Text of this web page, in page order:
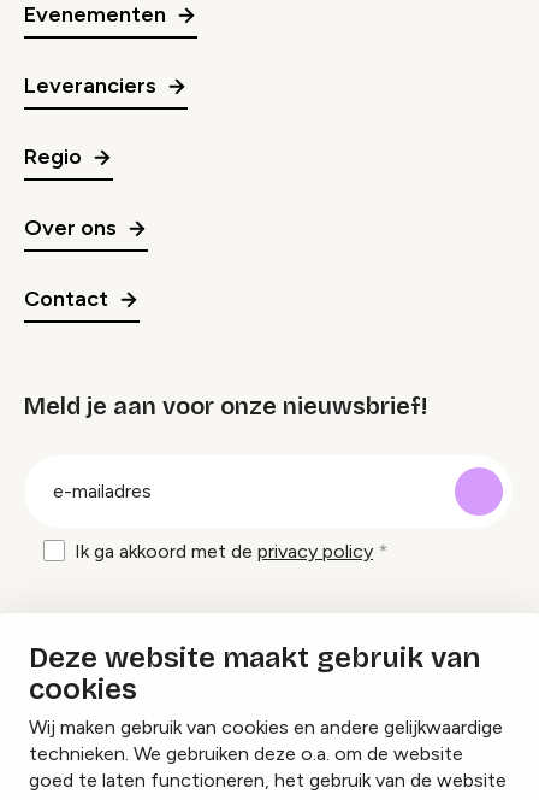
Deze website maakt gebruik van
cookies
Wij maken gebruik van cookies en andere gelijkwaardige
technieken. We gebruiken deze o.a. om de website
goed te laten functioneren, het gebruik van de website
Evenementen
Leveranciers
Regio
Over ons
Contact
Meld je aan voor onze nieuwsbrief!
Ik ga akkoord met de privacy policy
Inspiratie en tips om evenementen te
organiseren?
Lees onze inspiratieblogs